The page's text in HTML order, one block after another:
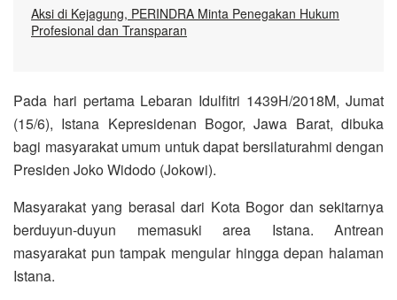
Aksi di Kejagung, PERINDRA Minta Penegakan Hukum
Profesional dan Transparan
Pada hari pertama Lebaran Idulfitri 1439H/2018M, Jumat
(15/6), Istana Kepresidenan Bogor, Jawa Barat, dibuka
bagi masyarakat umum untuk dapat bersilaturahmi dengan
Presiden Joko Widodo (Jokowi).
Masyarakat yang berasal dari Kota Bogor dan sekitarnya
berduyun-duyun memasuki area Istana. Antrean
masyarakat pun tampak mengular hingga depan halaman
Istana.